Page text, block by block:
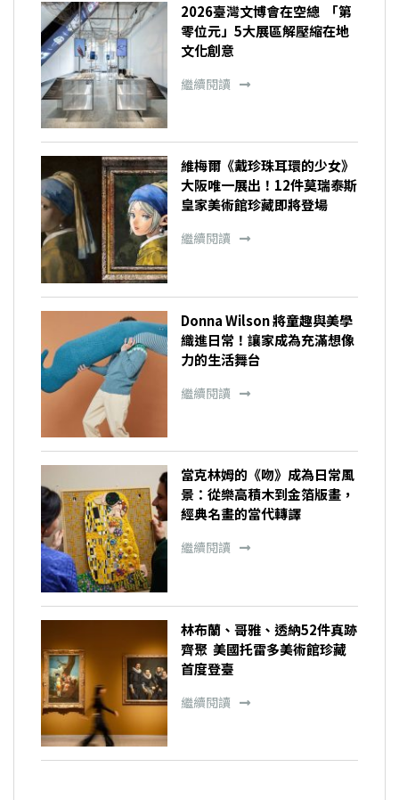
2026臺灣文博會在空總 「第
零位元」5大展區解壓縮在地
文化創意
繼續閱讀
維梅爾《戴珍珠耳環的少女》
大阪唯一展出！12件莫瑞泰斯
皇家美術館珍藏即將登場
繼續閱讀
Donna Wilson 將童趣與美學
織進日常！讓家成為充滿想像
力的生活舞台
繼續閱讀
當克林姆的《吻》成為日常風
景：從樂高積木到金箔版畫，
經典名畫的當代轉譯
繼續閱讀
林布蘭、哥雅、透納52件真跡
齊聚 美國托雷多美術館珍藏
首度登臺
繼續閱讀